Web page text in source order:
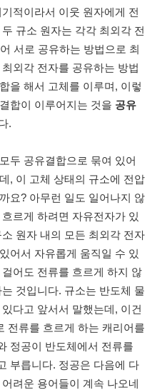
적이라서 이웃 원자에게 전
규소 원자는 각각 최외각 전
서로 공유하는 방법으로 최
외각 전자를 공유하는 방법
을 해서 고체를 이루며, 이렇
합이 이루어지는 것을 공유
.
두 공유결합으로 묶여 있어
, 이 고체 상태의 규소에 전압
요? 아무런 일도 일어나지 않
르게 하려면 자유전자가 있
원자 내의 모든 최외각 전자
어서 자유롭게 움직일 수 있
어도 전류를 흐르게 하지 않
것입니다. 규소는 반도체 물
다고 앞서서 말했는데, 이건
전류를 흐르게 하는 캐리어를
정공이 반도체에서 전류를
부릅니다. 정공은 다음에 다
려운 용어들이 계속 나오네